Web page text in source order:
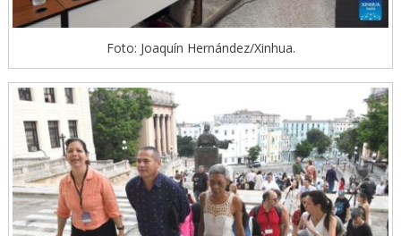
Foto: Joaquín Hernández/Xinhua.